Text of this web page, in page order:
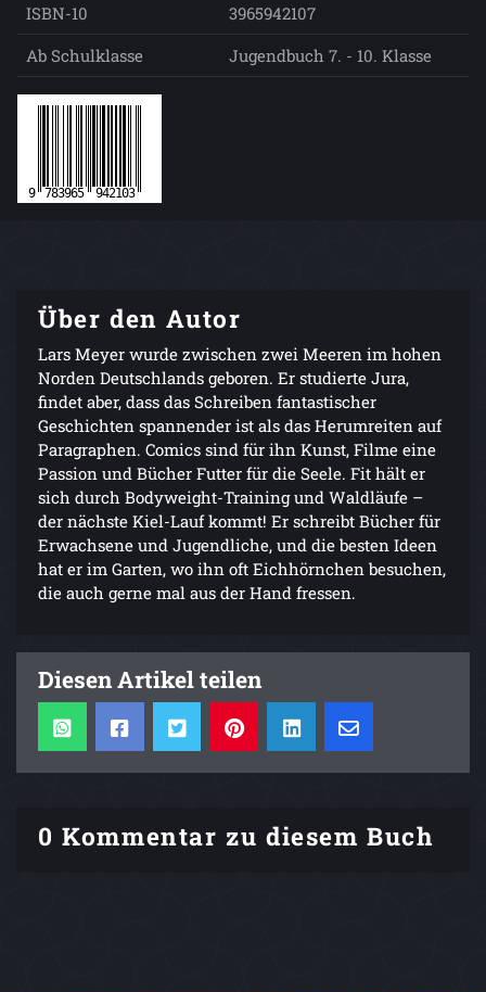
ISBN-10
3965942107
Ab Schulklasse
Jugendbuch 7. - 10. Klasse
Über den Autor
Lars Meyer wurde zwischen zwei Meeren im hohen
Norden Deutschlands geboren. Er studierte Jura,
findet aber, dass das Schreiben fantastischer
Geschichten spannender ist als das Herumreiten auf
Paragraphen. Comics sind für ihn Kunst, Filme eine
Passion und Bücher Futter für die Seele. Fit hält er
sich durch Bodyweight-Training und Waldläufe –
der nächste Kiel-Lauf kommt! Er schreibt Bücher für
Erwachsene und Jugendliche, und die besten Ideen
hat er im Garten, wo ihn oft Eichhörnchen besuchen,
die auch gerne mal aus der Hand fressen.
Diesen Artikel teilen
0 Kommentar zu diesem Buch